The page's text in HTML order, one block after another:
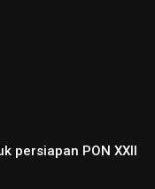
persiapan PON XXII